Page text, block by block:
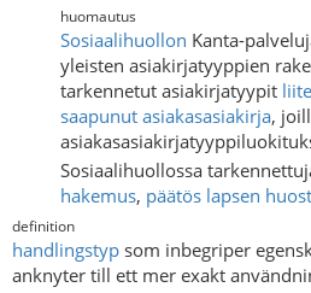
huomautus
Sosiaalihuollon Kanta-
yleisten asiakirjatyyppien
tarkennetut asiakirjatyypit liite
saapunut asiakasasiakirja,
Sosiaalihuollossa
hakemus, päätös lapsen
definition
handlingstyp som inbegriper
anknyter till ett mer exakt